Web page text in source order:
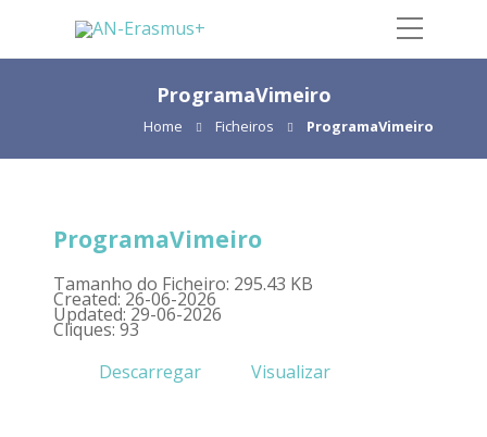
ProgramaVimeiro
Home Ficheiros ProgramaVimeiro
ProgramaVimeiro
Tamanho do Ficheiro: 295.43 KB
Created: 26-06-2026
Updated: 29-06-2026
Cliques: 93
Descarregar
Visualizar